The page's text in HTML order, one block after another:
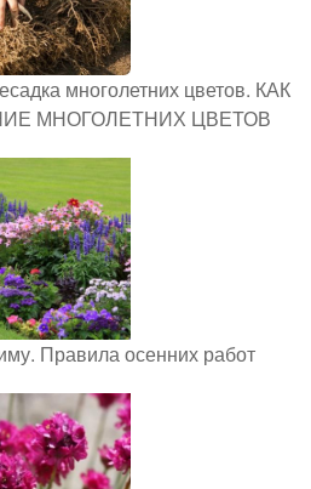
многолетних цветов. КАК
МНОГОЛЕТНИХ ЦВЕТОВ
Правила осенних работ